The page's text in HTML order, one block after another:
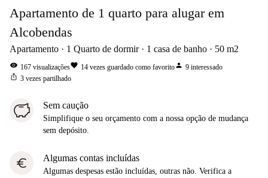
Apartamento de 1 quarto para alugar em
Alcobendas
Apartamento 1 Quarto de dormir 1 casa de banho 50 m2
visibility 167 visualizaçõesfavorite 14 vezes guardado como favoritoperson 9 interessado
ios_share 3 vezes partilhado
Sem caução
Simplifique o seu orçamento com a nossa opção de mudança
sem depósito.
euro Algumas contas incluídas
Algumas despesas estão incluídas, outras não. Verifica a